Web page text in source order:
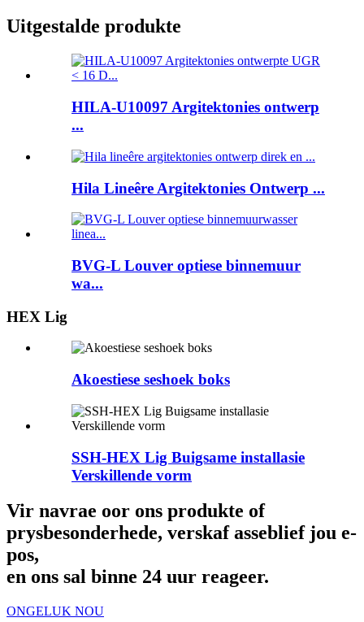
Uitgestalde produkte
HILA-U10097 Argitektonies ontwerp
...
Hila Lineêre Argitektonies Ontwerp ...
BVG-L Louver optiese binnemuur
wa...
HEX Lig
Akoestiese seshoek boks
SSH-HEX Lig Buigsame installasie
Verskillende vorm
Vir navrae oor ons produkte of
prysbesonderhede, verskaf asseblief jou e-
pos,
en ons sal binne 24 uur reageer.
ONGELUK NOU